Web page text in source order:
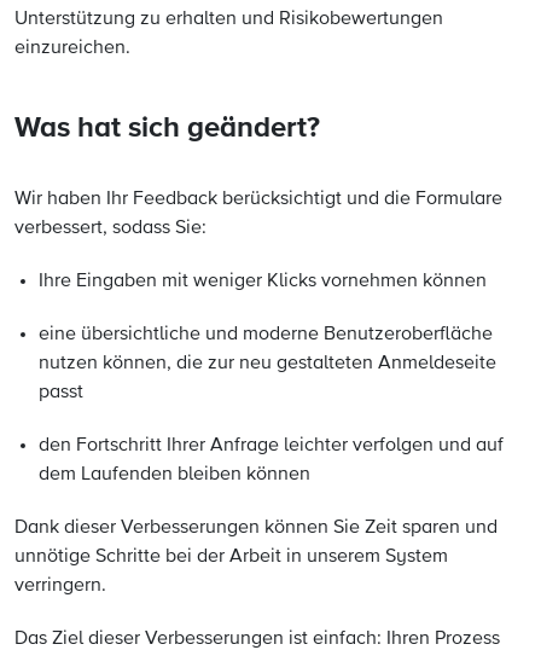
Unterstützung zu erhalten und Risikobewertungen
einzureichen.
Was hat sich geändert?
Wir haben Ihr Feedback berücksichtigt und die Formulare
verbessert, sodass Sie:
Ihre Eingaben mit weniger Klicks vornehmen können
eine übersichtliche und moderne Benutzeroberfläche
nutzen können, die zur neu gestalteten Anmeldeseite
passt
den Fortschritt Ihrer Anfrage leichter verfolgen und auf
dem Laufenden bleiben können
Dank dieser Verbesserungen können Sie Zeit sparen und
unnötige Schritte bei der Arbeit in unserem System
verringern.
Das Ziel dieser Verbesserungen ist einfach: Ihren Prozess